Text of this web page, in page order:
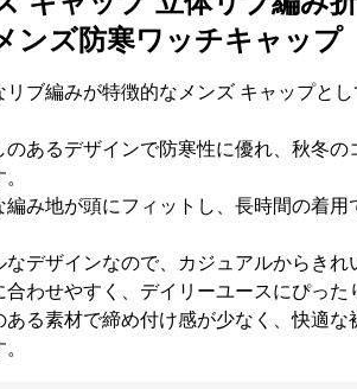
ンズ防寒ワッチキャップ
リブ編みが特徴的なメンズ キャップと
のあるデザインで防寒性に優れ、秋冬の
編み地が頭にフィットし、長時間の着用
なデザインなので、カジュアルからきれ
合わせやすく、デイリーユースにぴった
ある素材で締め付け感が少なく、快適な